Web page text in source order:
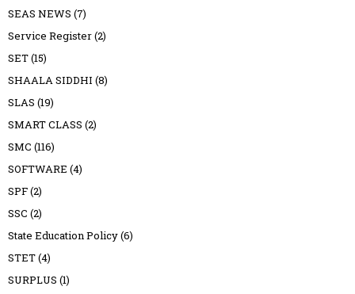
SEAS NEWS (7)
Service Register(2)
SET(15)
SHAALA SIDDHI (8)
SLAS (19)
SMART CLASS (2)
SMC (116)
SOFTWARE (4)
SPF(2)
SSC (2)
State Education Policy(6)
STET(4)
SURPLUS (1)